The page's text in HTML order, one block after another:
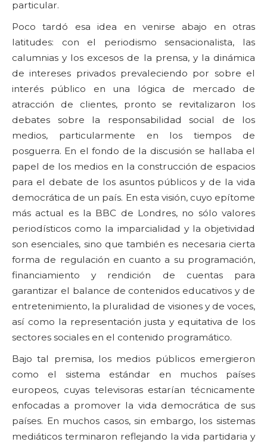
particular.
Poco tardó esa idea en venirse abajo en otras
latitudes: con el periodismo sensacionalista, las
calumnias y los excesos de la prensa, y la dinámica
de intereses privados prevaleciendo por sobre el
interés público en una lógica de mercado de
atracción de clientes, pronto se revitalizaron los
debates sobre la responsabilidad social de los
medios, particularmente en los tiempos de
posguerra. En el fondo de la discusión se hallaba el
papel de los medios en la construcción de espacios
para el debate de los asuntos públicos y de la vida
democrática de un país. En esta visión, cuyo epítome
más actual es la BBC de Londres, no sólo valores
periodísticos como la imparcialidad y la objetividad
son esenciales, sino que también es necesaria cierta
forma de regulación en cuanto a su programación,
financiamiento y rendición de cuentas para
garantizar el balance de contenidos educativos y de
entretenimiento, la pluralidad de visiones y de voces,
así como la representación justa y equitativa de los
sectores sociales en el contenido programático.
Bajo tal premisa, los medios públicos emergieron
como el sistema estándar en muchos países
europeos, cuyas televisoras estarían técnicamente
enfocadas a promover la vida democrática de sus
países. En muchos casos, sin embargo, los sistemas
mediáticos terminaron reflejando la vida partidaria y